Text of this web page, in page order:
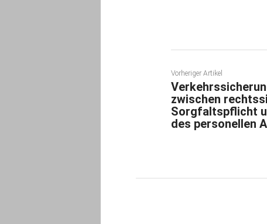
Vorheriger Artikel
zwischen
Sorgfaltspflicht
des personellen